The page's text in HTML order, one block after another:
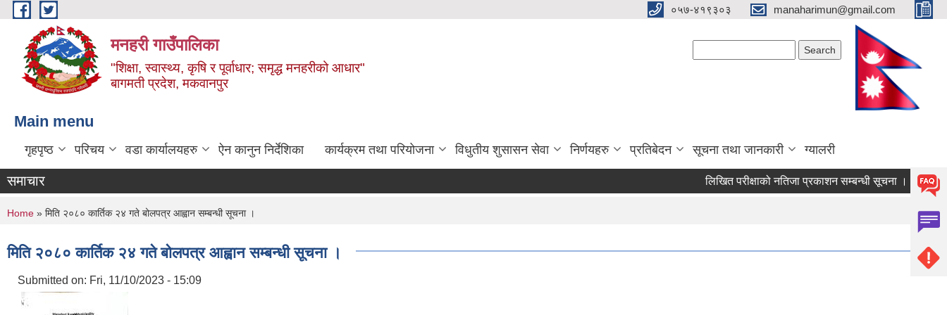
Skip to main content ०५७-४१९३०३ manaharimun@gmail.com
मनहरी गाउँपालिका
"शिक्षा, स्वास्थ्य, कृषि र पूर्वाधार; समृद्ध मनहरीको आधार"
बागमती प्रदेश, मकवानपुर
Main menu
गृहपृष्ठ परिचय वडा कार्यालयहरु ऐन कानुन निर्देशिका कार्यक्रम तथा परियोजना विधुतीय शुसासन सेवा निर्णयहरु प्रतिबेदन सूचना तथा जानकारी ग्यालरी
समाचार लिखित परीक्षाको नतिजा प्रकाशन सम्बन्धी सूचना । दररेट पेश
You are here
Home » मिति २०८० कार्तिक २४ गते बोलपत्र आह्वान सम्बन्धी सूचना ।
मिति २०८० कार्तिक २४ गते बोलपत्र आह्वान सम्बन्धी सूचना ।
Submitted on: Fri, 11/10/2023 - 15:09